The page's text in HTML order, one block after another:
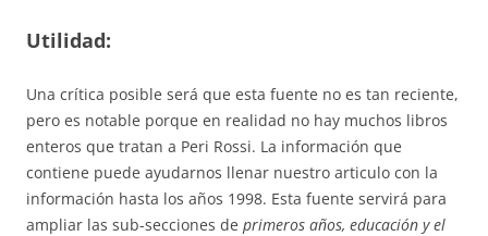
Utilidad:
Una crítica posible será que esta fuente no es tan reciente,
pero es notable porque en realidad no hay muchos libros
enteros que tratan a Peri Rossi. La información que
contiene puede ayudarnos llenar nuestro articulo con la
información hasta los años 1998. Esta fuente servirá para
ampliar las sub-secciones de primeros años, educación y el